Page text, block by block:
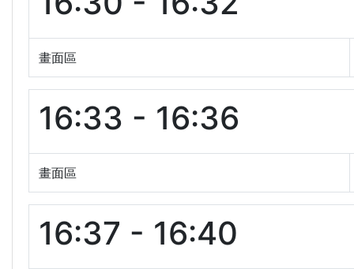
畫面區
16:33 - 16:36
畫面區
16:37 - 16:40